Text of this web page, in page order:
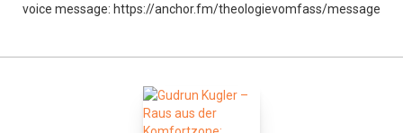
voice message: https://anchor.fm/theologievomfass/message